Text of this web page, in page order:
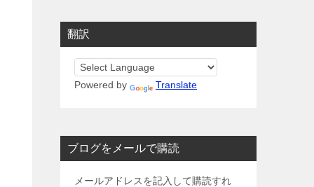
翻訳
Powered by Translate
ブログをメールで購読
メールアドレスを記入して購読すれ